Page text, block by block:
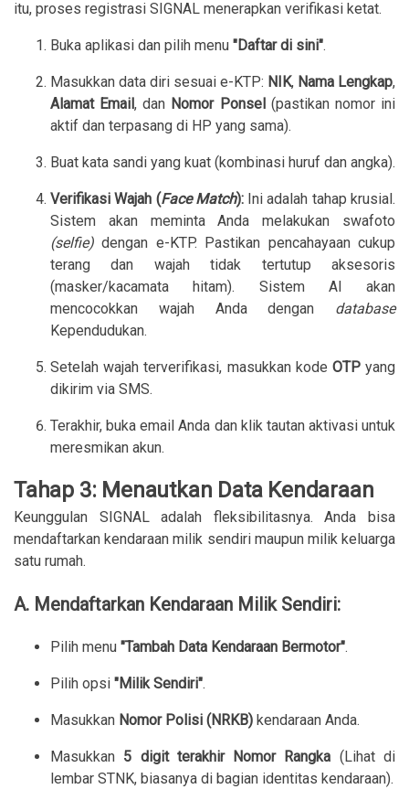
itu, proses registrasi SIGNAL menerapkan verifikasi ketat.
Buka aplikasi dan pilih menu "Daftar di sini".
Masukkan data diri sesuai e-KTP: NIK, Nama Lengkap,
Alamat Email, dan Nomor Ponsel(pastikan nomor ini
aktif dan terpasang di HP yang sama).
Buat kata sandi yang kuat (kombinasi huruf dan angka).
Verifikasi Wajah (Face Match):Ini adalah tahap krusial.
Sistem akan meminta Anda melakukan swafoto
(selfie) dengan e-KTP. Pastikan pencahayaan cukup
terang dan wajah tidak tertutup aksesoris
(masker/kacamata hitam). Sistem AI akan
mencocokkan wajah Anda dengan database
Kependudukan.
Setelah wajah terverifikasi, masukkan kode OTPyang
dikirim via SMS.
Terakhir, buka email Anda dan klik tautan aktivasi untuk
meresmikan akun.
Tahap 3: Menautkan Data Kendaraan
Keunggulan SIGNAL adalah fleksibilitasnya. Anda bisa
mendaftarkan kendaraan milik sendiri maupun milik keluarga
satu rumah.
A. Mendaftarkan Kendaraan Milik Sendiri:
Pilih menu "Tambah Data Kendaraan Bermotor".
Pilih opsi "Milik Sendiri".
Masukkan Nomor Polisi (NRKB) kendaraan Anda.
Masukkan 5 digit terakhir Nomor Rangka (Lihat di
lembar STNK, biasanya di bagian identitas kendaraan).